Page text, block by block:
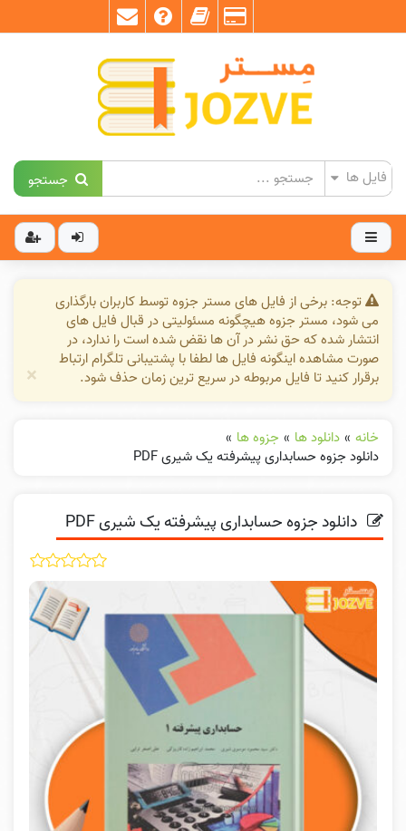
جستجو
توجه: برخی از فایل های مستر جزوه توسط کاربران بارگذاری
می شود، مستر جزوه هیچگونه مسئولیتی در قبال فایل های
انتشار شده که حق نشر در آن ها نقض شده است را ندارد، در
صورت مشاهده اینگونه فایل ها لطفا با پشتیبانی تلگرام ارتباط
برقرار کنید تا فایل مربوطه در سریع ترین زمان حذف شود.
×
خانه » دانلود ها » جزوه ها »
دانلود جزوه حسابداری پیشرفته یک شیری PDF
دانلود جزوه حسابداری پیشرفته یک شیری PDF